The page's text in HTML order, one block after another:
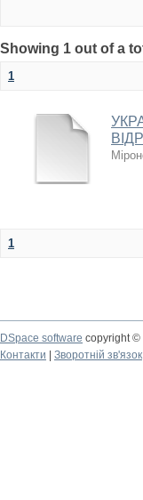
Showing 1 out of a
1
1
DSpace software copyright ©
Контакти
Зворотній зв'язок